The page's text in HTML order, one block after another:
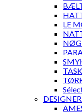
LE